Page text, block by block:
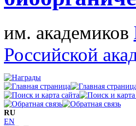
им. академиков
Российской
RU
EN